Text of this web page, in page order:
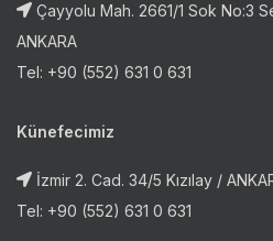
Çayyolu Mah. 2661/1 Sok No:3
ANKARA
Tel: +90 (552) 631 0 631
Künefecimiz
İzmir 2. Cad. 34/5 Kızılay /
Tel: +90 (552) 631 0 631